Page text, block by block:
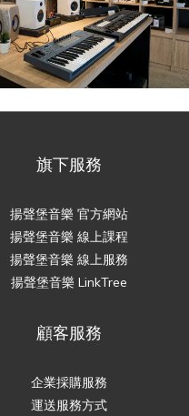
旗下服務
揚聲堡音樂 官方網站
揚聲堡音樂 線上課程
揚聲堡音樂 線上服務
揚聲堡音樂 LinkTree
顧客服務
企業採購服務
運送服務方式